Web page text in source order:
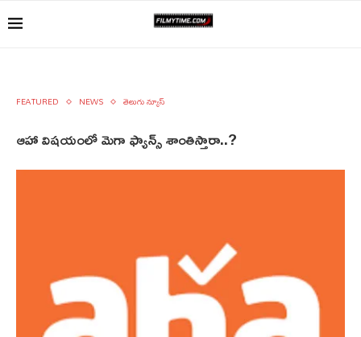
FEATURED NEWS తెలుగు న్యూస్
ఆహా విషయంలో మెగా ఫ్యాన్స్ శాంతిస్తారా..?